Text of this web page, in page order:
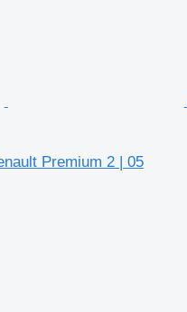
Premium 2 | 05